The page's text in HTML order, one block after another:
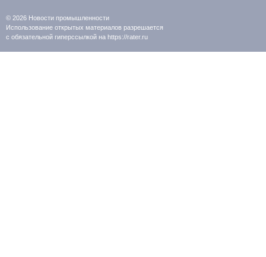
© 2026 Новости промышленности
Использование открытых материалов разрешается
с обязательной гиперссылкой на https://rater.ru